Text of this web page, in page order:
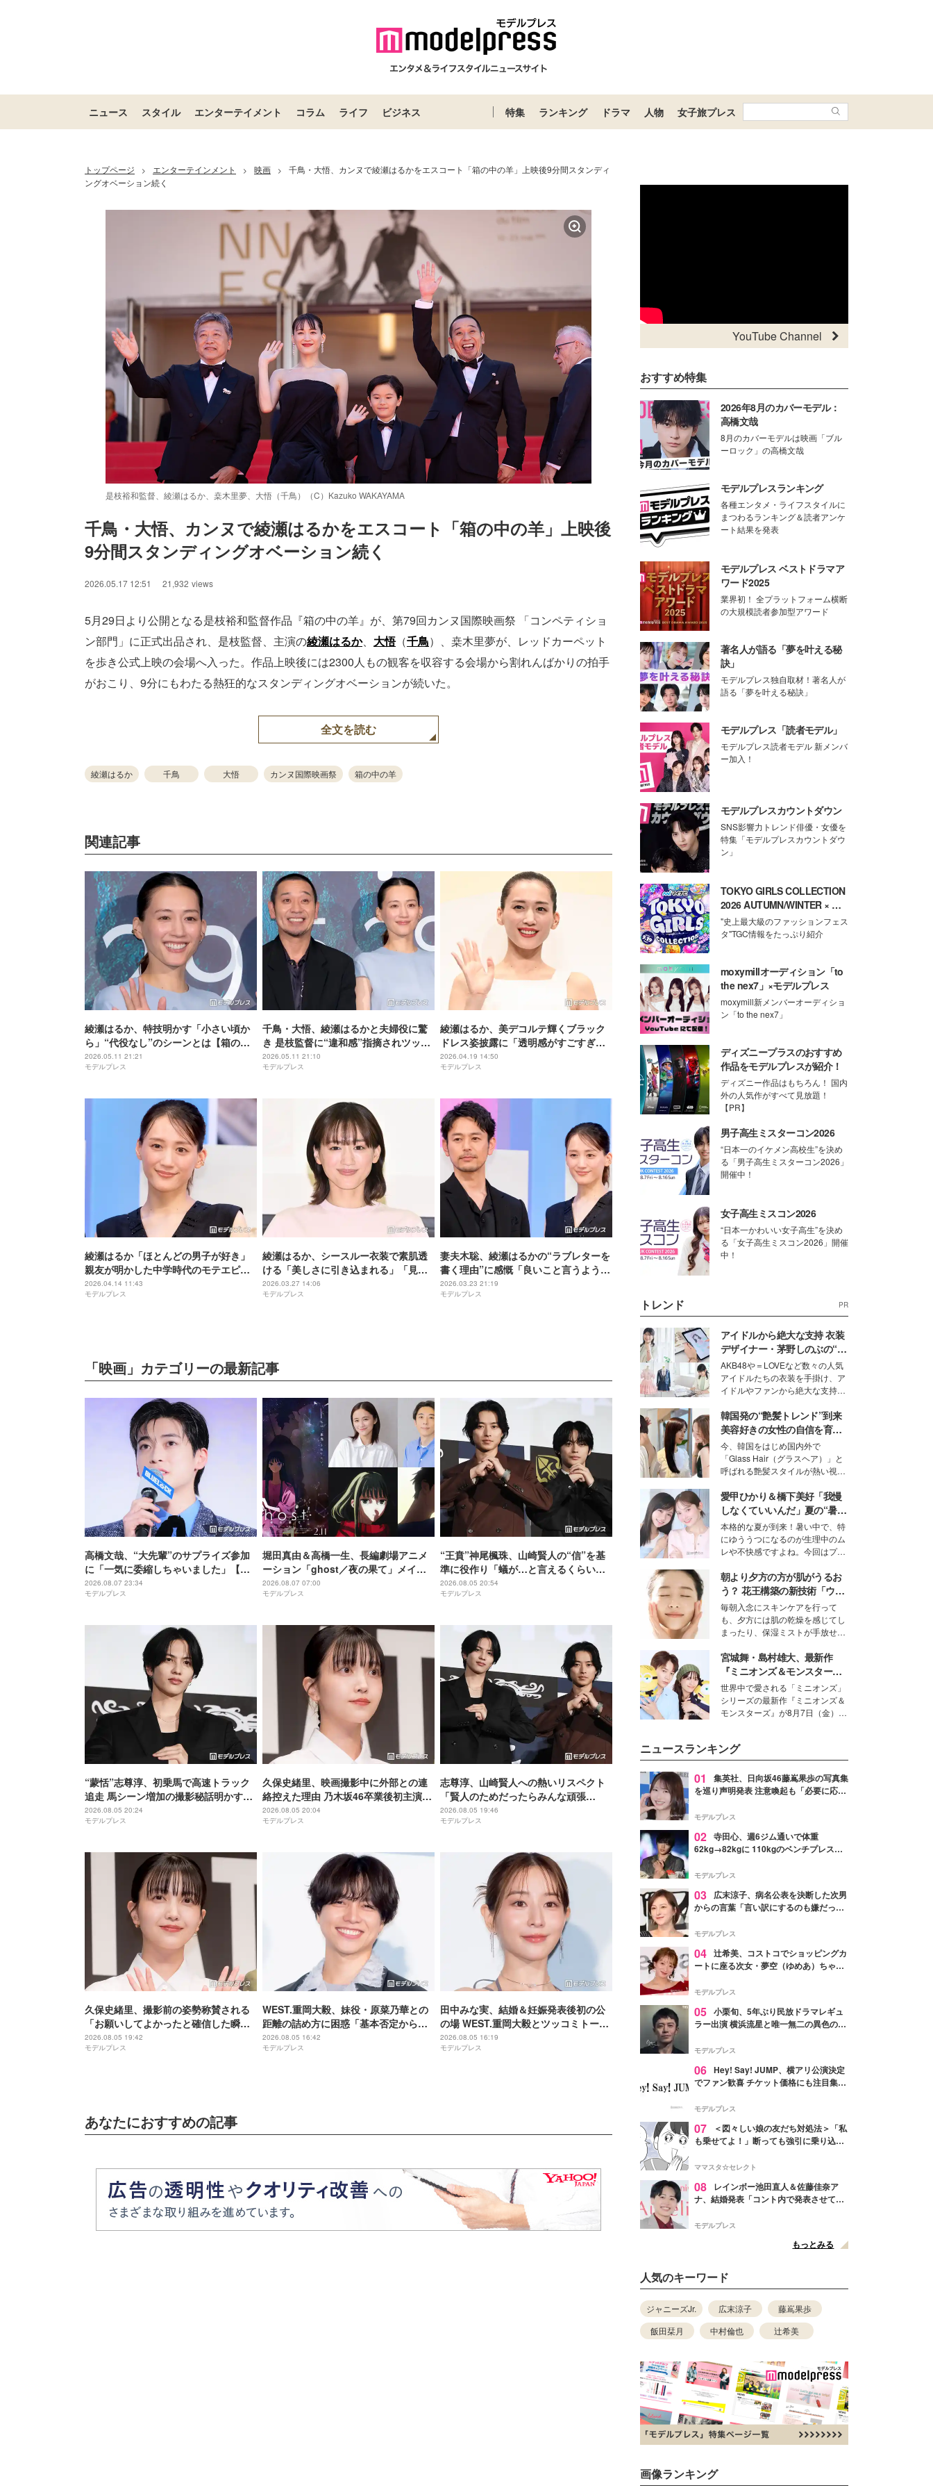
ニュース スタイル エンターテイメント コラム ライフ ビジネス 特集 ランキング ドラマ 人物 女子旅プレス
トップページ > エンターテインメント > 映画 >
千鳥・大悟、カンヌで綾瀬はるかをエスコート「箱の中の羊」上映後9分間スタンディ
ングオベーション続く
是枝裕和監督、綾瀬はるか、桒木里夢、大悟（千鳥）（C）Kazuko WAKAYAMA
Unmute / Loaded
87.03%
千鳥・大悟、カンヌで綾瀬はるかをエスコート「箱の中の羊」上映後
9分間スタンディングオベーション続く
2026.05.17 12:51 21,932 views
5月29日より公開となる是枝裕和監督作品『箱の中の羊』が、第79回カンヌ国際映画祭 「コンペティショ
ン部門」に正式出品され、是枝監督、主演の綾瀬はるか、 大悟（千鳥）、桒木里夢が、レッドカーペット
を歩き公式上映の会場へ入った。作品上映後には2300人もの観客を収容する会場から割れんばかりの拍手
がおこり、9分にもわたる熱狂的なスタンディングオベーションが続いた。
全文を読む
綾瀬はるか 千鳥 大悟 カンヌ国際映画祭 箱の中の羊
関連記事
綾瀬はるか、特技明かす「小さい頃か
ら」“代役なし”のシーンとは【箱の中
の羊】
2026.05.11 21:21
モデルプレス
千鳥・大悟、綾瀬はるかと夫婦役に驚
き 是枝監督に“違和感”指摘されツッコ
ミ「あったんかい！」【箱の中の羊】
2026.05.11 21:10
モデルプレス
綾瀬はるか、美デコルテ輝くブラック
ドレス姿披露に「透明感がすごすぎて
眩しい」「女神」と反響
2026.04.19 14:50
モデルプレス
綾瀬はるか「ほとんどの男子が好き」
親友が明かした中学時代のモテエピソ
ード 男子生徒間で結ばれた“同盟”にス
タジオどよめき
2026.04.14 11:43
モデルプレス
綾瀬はるか、シースルー衣装で素肌透
ける「美しさに引き込まれる」「見た
ことない姿」と反響
2026.03.27 14:06
モデルプレス
妻夫木聡、綾瀬はるかの“ラブレターを
書く理由”に感慨「良いこと言うように
なったなぁ」【人はなぜラブレターを
書くのか】
2026.03.23 21:19
モデルプレス
「映画」カテゴリーの最新記事
高橋文哉、“大先輩”のサプライズ参加
に「一気に委縮しちゃいました」【ブ
ルーロック】
2026.08.07 23:34
モデルプレス
堀田真由＆高橋一生、長編劇場アニメ
ーション「ghost／夜の果て」メイン
キャスト声優に決定「子どもの頃に抱
いていた言葉にはできない沢山の感情
2026.08.07 07:00
モデルプレス
“王賁”神尾楓珠、山崎賢人の“信”を基
準に役作り「蟻が…と言えるくらいの
説得力がないと」【キングダム 魂の決
戦】
2026.08.05 20:54
モデルプレス
“蒙恬”志尊淳、初乗馬で高速トラック
追走 馬シーン増加の撮影秘話明かす
【キングダム 魂の決戦】
2026.08.05 20:24
モデルプレス
久保史緒里、映画撮影中に外部との連
絡控えた理由 乃木坂46卒業後初主演で
母親役に【世界は美しいと誰かが言っ
た】
2026.08.05 20:04
モデルプレス
志尊淳、山崎賢人への熱いリスペクト
「賢人のためだったらみんな頑張
る」“信”としての姿を絶賛【キングダ
ム 魂の決戦】
2026.08.05 19:46
モデルプレス
久保史緒里、撮影前の姿勢称賛される
「お願いしてよかったと確信した瞬
間」【世界は美しいと誰かが言った】
2026.08.05 19:42
モデルプレス
WEST.重岡大毅、妹役・原菜乃華との
距離の詰め方に困惑「基本否定から入
る会話をしてしまった」【5秒で完全犯
罪を生成する方法】
2026.08.05 16:42
モデルプレス
田中みな実、結婚＆妊娠発表後初の公
の場 WEST.重岡大毅とツッコミトーク
「子役みたいな子なので…」【5秒で完
全犯罪を生成する方法】
2026.08.05 16:19
モデルプレス
あなたにおすすめの記事
YouTube Channel
おすすめ特集
2026年8月のカバーモデル：
高橋文哉
8月のカバーモデルは映画「ブル
ーロック」の高橋文哉
モデルプレスランキング
各種エンタメ・ライフスタイルに
まつわるランキング＆読者アンケ
ート結果を発表
モデルプレス ベストドラマア
ワード2025
業界初！ 全プラットフォーム横断
の大規模読者参加型アワード
著名人が語る「夢を叶える秘
訣」
モデルプレス独自取材！著名人が
語る「夢を叶える秘訣」
モデルプレス「読者モデル」
モデルプレス読者モデル 新メンバ
ー加入！
モデルプレスカウントダウン
SNS影響力トレンド俳優・女優を
特集「モデルプレスカウントダウ
ン」
TOKYO GIRLS COLLECTION
2026 AUTUMN/WINTER × モ
デルプレス
"史上最大級のファッションフェス
タ"TGC情報をたっぷり紹介
moxymillオーディション「to
the nex7」×モデルプレス
moxymill新メンバーオーディショ
ン「to the nex7」
ディズニープラスのおすすめ
作品をモデルプレスが紹介！
ディズニー作品はもちろん！ 国内
外の人気作がすべて見放題！
【PR】
男子高生ミスターコン2026
“日本一のイケメン高校生”を決め
る「男子高生ミスターコン2026」
開催中！
女子高生ミスコン2026
“日本一かわいい女子高生”を決め
る「女子高生ミスコン2026」開催
中！
トレンド PR
アイドルから絶大な支持 衣装
デザイナー・茅野しのぶの“可
愛い”を作る美学＜「シチズン
クロスシー」インタビュー＞
AKB48や＝LOVEなど数々の人気
アイドルたちの衣装を手掛け、ア
イドルやファンから絶大な支持を
取締役兼クリエイティブディレク
ター・茅野しのぶ。一人ひとりの
個性に寄り添い、魅力を引き出す
衣装作りは、多くの女性たちに勇
気と自信を与え続けている。
韓国発の“艶髪トレンド”到来
美容好きの女性の自信を育む
「ヘアケア事情」って？
今、韓国をはじめ国内外で
「Glass Hair（グラスヘア）」と
呼ばれる艶髪スタイルが熱い視線
ションの完成度を高めるベースと
して、“髪そのものの美しさ”に改
めて注目する人が増えている様
子。今回は、そんな憧れの艶やか
な髪を日常で叶える、美容好きの
女性たちのヘアケア事情を紹介し
ます。
愛甲ひかり＆橋下美好「我慢
しなくていいんだ」夏の“暑さ
対策”の新しい選択肢とは？
本格的な夏が到来！暑い中で、特
にゆううつになるのが生理中のム
レや不快感ですよね。今回はプラ
モデル・愛甲ひかりさんと橋下美
好さんを迎えて本音で女子会トー
ク。猛暑のお出かけを快適に過ご
すヒントや、2人が感動した夏の
生理の新常識にも迫りました。
朝より夕方の方が肌がうるお
う？ 花王構築の新技術「ウォ
ーターキャプチャリングスキ
ン（捕水肌）」がスキンケア
の常識を変える予感
毎朝入念にスキンケアを行って
も、夕方には肌の乾燥を感じてし
まったり、保湿ミストが手放せな
な美容の常識を大きく変える可能
性を秘めた、革新的な「Water
Capturing Skin（ウォーターキャ
プチャリングスキン：捕水肌）」
技術を、花王が構築した。
宮城舞・島村雄大、最新作
『ミニオンズ＆モンスター
ズ』の魅力熱弁 ハチャメチャ
だけじゃない“友情と絆”に感
動
世界中で愛される「ミニオンズ」
シリーズの最新作『ミニオンズ＆
モンスターズ』が8月7日（金）に
デルの宮城舞と島村雄大の特別対
談をお届け！それぞれの視点か
ら、今作ならではの魅力や予想外
の感動をもたらす奥深いストーリ
た。
ニュースランキング
01
集英社、日向坂46藤嶌果歩の写真集
を巡り声明発表 注意喚起も「必要に応じ
モデルプレス
02 寺田心、週6ジム通いで体重
62kg→82kgに 110kgのベンチプレス持
「かっこいい」と反響
モデルプレス
03
広末涼子、病名公表を決断した次男
からの言葉「言い訳にするのも嫌だっ
モデルプレス
04 辻希美、コストコでショッピングカ
ートに座る次女・夢空（ゆめあ）ちゃん
ぎ」「成長を感じる」の声
モデルプレス
05 小栗旬、5年ぶり民放ドラマレギュ
ラー出演 横浜流星と唯一無二の異色のバ
モデルプレス
06 Hey! Say! JUMP、横アリ公演決定
でファン歓喜 チケット価格にも注目集ま
モデルプレス
07
＜図々しい娘の友だち対処法＞「私
も乗せてよ！」断っても強引に乗り込ん
ママスタ☆セレクト
08
レインボー池田直人＆佐藤佳奈ア
ナ、結婚発表「コント内で発表させてい
点変更のため
モデルプレス
もっとみる
人気のキーワード
ジャニーズJr. 広末涼子
藤嶌果歩
飯田栞月
中村倫也 辻希美
画像ランキング